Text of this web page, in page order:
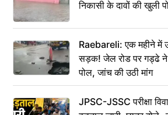
निकासी के दावों की खुली
Raebareli: एक महीने में
सड़क! जेल रोड पर गड्ढे ने
पोल, जांच की उठी मांग
JPSC-JSSC परीक्षा